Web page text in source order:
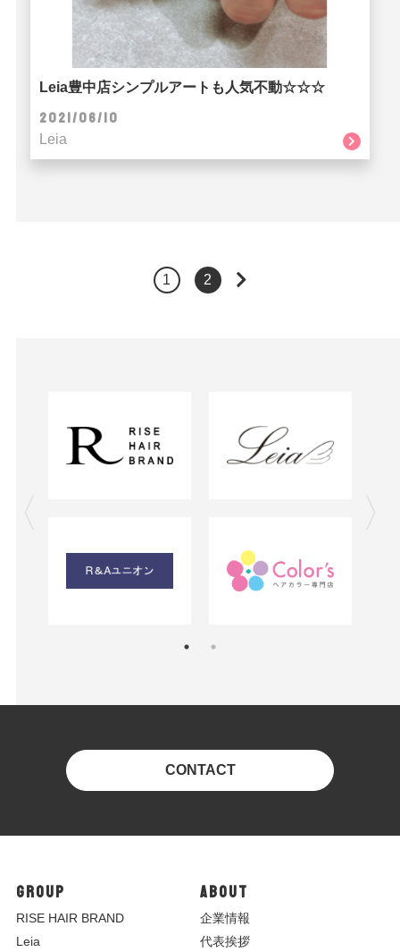
Leia豊中店シンプルアートも人気不動☆☆☆
2021/06/10
Leia
1 2
CONTACT
GROUP
RISE HAIR BRAND
Leia
ABOUT
企業情報
代表挨拶